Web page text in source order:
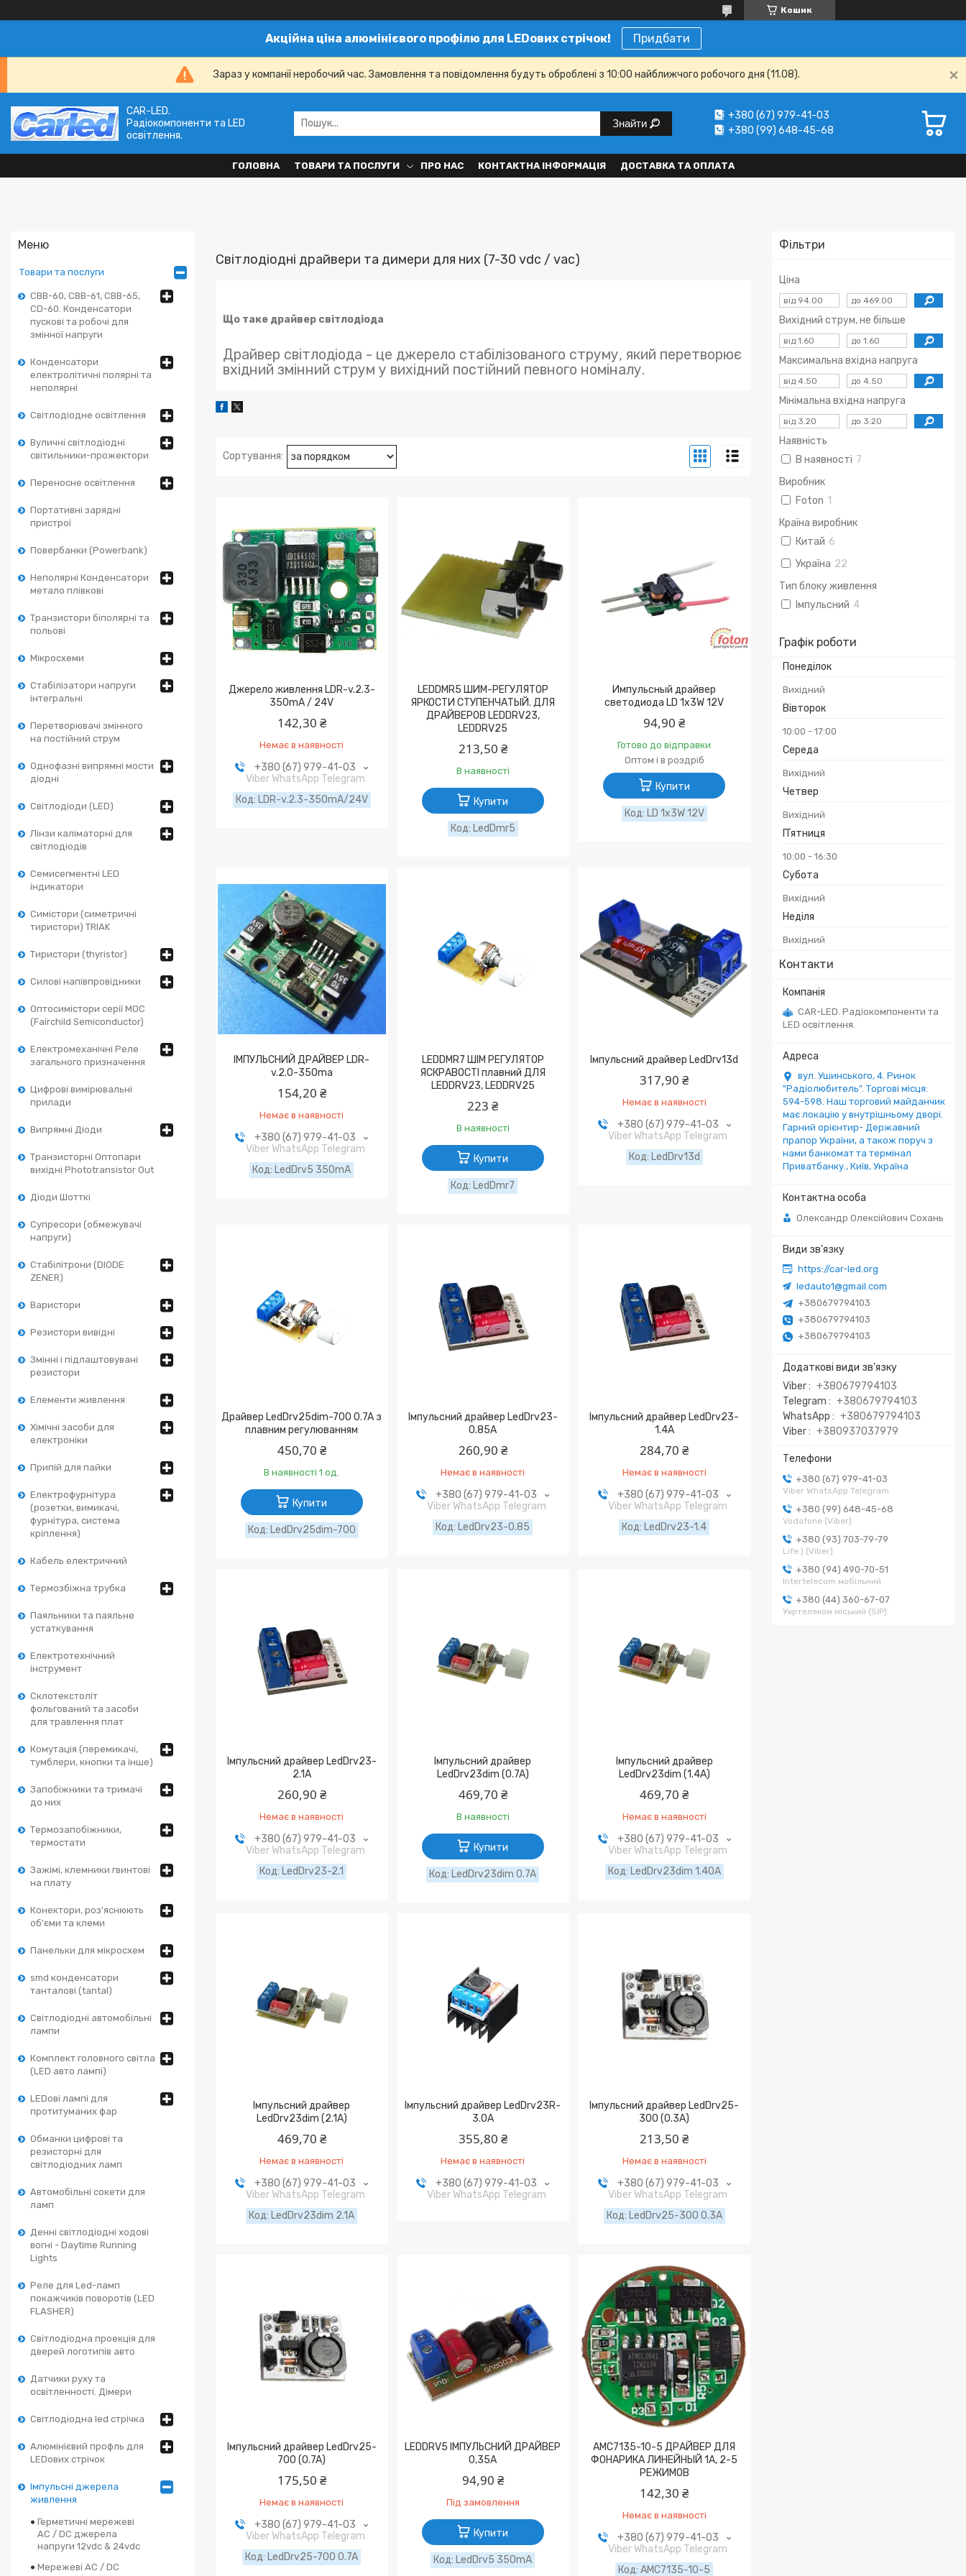
Кошик
Акційна ціна алюмінієвого профілю для LEDових стрічок! Придбати
Зараз у компанії неробочий час. Замовлення та повідомлення будуть оброблені з 10:00 найближчого робочого дня (11.08).
CAR-LED.
Радіокомпоненти та LED
освітлення.
Знайти
+380 (67) 979-41-03
+380 (99) 648-45-68
ГОЛОВНА ТОВАРИ ТА ПОСЛУГИ ПРО НАС КОНТАКТНА ІНФОРМАЦІЯ ДОСТАВКА ТА ОПЛАТА
Товари та послуги
CBB-60, CBB-61, CBB-65,
CD-60. Конденсатори
пускові та робочі для
змінної напруги
Конденсатори
електролітичні полярні та
неполярні
Світлодіодне освітлення
Вуличні світлодіодні
світильники-прожектори
Переносне освітлення
Портативні зарядні
пристрої
Повербанки (Powerbank)
Неполярні Конденсатори
метало плівкові
Транзистори біполярні та
польові
Мікросхеми
Стабілізатори напруги
інтегральні
Перетворювачі змінного
на постійний струм
Однофазні випрямні мости
діодні
Світлодіоди (LED)
Лінзи каліматорні для
світлодіодів
Семисегментні LED
індикатори
Симістори (симетричні
тиристори) TRIAK
Тиристори (thyristor)
Силові напівпровідники
Оптосимістори серії MOC
(Fairchild Semiconductor)
Електромеханічні Реле
загального призначення
Цифрові вимірювальні
прилади
Випрямні Діоди
Транзисторні Оптопари
вихідні Phototransistor Out
Діоди Шотткі
Супресори (обмежувачі
напруги)
Стабілітрони (DIODE
ZENER)
Варистори
Резистори вивідні
Змінні і підлаштовувані
резистори
Елементи живлення
Хімічні засоби для
електроніки
Припій для пайки
Електрофурнітура
(розетки, вимикачі,
фурнітура, система
кріплення)
Кабель електричний
Термозбіжна трубка
Паяльники та паяльне
устаткування
Електротехнічний
інструмент
Склотекстоліт
фольгований та засоби
для травлення плат
Комутація (перемикачі,
тумблери, кнопки та інше)
Запобіжники та тримачі
до них
Термозапобіжники,
термостати
Зажімі, клемники гвинтові
на плату
Конектори, роз'яснюють
об'єми та клеми
Панельки для мікросхем
smd конденсатори
танталові (tantal)
Світлодіодні автомобільні
лампи
Комплект головного світла
(LED авто лампі)
LEDові лампі для
протитуманих фар
Обманки цифрові та
резисторні для
світлодіодних ламп
Автомобільні сокети для
ламп
Денні світлодіодні ходові
вогні - Daytime Running
Lights
Реле для Led-ламп
покажчиків поворотів (LED
FLASHER)
Світлодіодна проекція для
дверей логотипів авто
Датчики руху та
освітленності. Дімери
Світлодіодна led стрічка
Алюмінієвий профль для
LEDових стрічок
Імпульсні джерела
живлення
Герметичні мережеві
AC / DC джерела
напруги 12vdc & 24vdc
Мережеві AC / DC
Фільтри
Ціна
Вихідний струм, не більше
Максимальна вхідна напруга
Мінімальна вхідна напруга
Наявність
В наявності 7
Виробник
Foton 1
Країна виробник
Китай 6
Україна 22
Тип блоку живлення
Імпульсний 4
Графік роботи
Понеділок
Вихідний
Вівторок
10:00 17:00
Середа
Вихідний
Четвер
Вихідний
Пʼятниця
10:00 16:30
Субота
Вихідний
Неділя
Вихідний
Контакти
CAR-LED. Радіокомпоненти та
LED освітлення.
вул. Ушинського, 4. Ринок
"Радіолюбитель". Торгові місця:
594-598. Наш торговий майданчик
має локацію у внутрішньому дворі.
Гарний орієнтир- Державний
прапор України, а також поруч з
нами банкомат та термінал
Приватбанку., Київ, Україна
Олександр Олексійович Сохань
https://car-led.org
ledauto1@gmail.com
+380679794103
+380679794103
+380679794103
Viber
+380679794103
Telegram
+380679794103
WhatsApp
+380679794103
Viber
+380937037979
+380 (67) 979-41-03
Viber WhatsApp Telegram
+380 (99) 648-45-68
Vodafone (Viber)
+380 (93) 703-79-79
Life:) (Viber)
+380 (94) 490-70-51
Intertelecom мобільний
+380 (44) 360-67-07
Укртелеком міський (SIP)
Світлодіодні драйвери та димери для них (7-30 vdc / vac)
Що таке драйвер світлодіода
Драйвер світлодіода - це джерело стабілізованого струму, який перетворює
вхідний змінний струм у вихідний постійний певного номіналу.
Джерело живлення LDR-v.2.3-
350mA / 24V
142,30 ₴
Немає в наявності
+380 (67) 979-41-03
Viber WhatsApp Telegram
LDR-v.2.3-350mA/24V
LEDDMR5 ШИМ-РЕГУЛЯТОР
ЯРКОСТИ СТУПЕНЧАТЫЙ. ДЛЯ
ДРАЙВЕРОВ LEDDRV23,
LEDDRV25
213,50 ₴
В наявності
Купити
LedDmr5
Импульсный драйвер
светодиода LD 1x3W 12V
94,90 ₴
Готово до відправки
Оптом і в роздріб
Купити
LD 1x3W 12V
ІМПУЛЬСНИЙ ДРАЙВЕР LDR-
v.2.0-350ma
154,20 ₴
Немає в наявності
+380 (67) 979-41-03
Viber WhatsApp Telegram
LedDrv5 350mA
LEDDMR7 ШІМ РЕГУЛЯТОР
ЯСКРАВОСТІ плавний ДЛЯ
LEDDRV23, LEDDRV25
223 ₴
В наявності
Купити
LedDmr7
Імпульсний драйвер LedDrv13d
317,90 ₴
Немає в наявності
+380 (67) 979-41-03
Viber WhatsApp Telegram
LedDrv13d
Драйвер LedDrv25dim-700 0.7A з
плавним регулюванням
450,70 ₴
В наявності 1 од.
Купити
LedDrv25dim-700
Імпульсний драйвер LedDrv23-
0.85A
260,90 ₴
Немає в наявності
+380 (67) 979-41-03
Viber WhatsApp Telegram
LedDrv23-0.85
Імпульсний драйвер LedDrv23-
1.4A
284,70 ₴
Немає в наявності
+380 (67) 979-41-03
Viber WhatsApp Telegram
LedDrv23-1.4
Імпульсний драйвер LedDrv23-
2.1A
260,90 ₴
Немає в наявності
+380 (67) 979-41-03
Viber WhatsApp Telegram
LedDrv23-2.1
Імпульсний драйвер
LedDrv23dim (0.7A)
469,70 ₴
В наявності
Купити
LedDrv23dim 0.7A
Імпульсний драйвер
LedDrv23dim (1.4A)
469,70 ₴
Немає в наявності
+380 (67) 979-41-03
Viber WhatsApp Telegram
LedDrv23dim 1.40A
Імпульсний драйвер
LedDrv23dim (2.1А)
469,70 ₴
Немає в наявності
+380 (67) 979-41-03
Viber WhatsApp Telegram
LedDrv23dim 2.1A
Імпульсний драйвер LedDrv23R-
3.0A
355,80 ₴
Немає в наявності
+380 (67) 979-41-03
Viber WhatsApp Telegram
Імпульсний драйвер LedDrv25-
300 (0.3A)
213,50 ₴
Немає в наявності
+380 (67) 979-41-03
Viber WhatsApp Telegram
LedDrv25-300 0.3A
Імпульсний драйвер LedDrv25-
700 (0.7A)
175,50 ₴
Немає в наявності
+380 (67) 979-41-03
Viber WhatsApp Telegram
LedDrv25-700 0.7A
LEDDRV5 ІМПУЛЬСНИЙ ДРАЙВЕР
0,35А
94,90 ₴
Під замовлення
Купити
LedDrv5 350mA
AMC7135-10-5 ДРАЙВЕР ДЛЯ
ФОНАРИКА ЛИНЕЙНЫЙ 1А, 2-5
РЕЖИМОВ
142,30 ₴
Немає в наявності
+380 (67) 979-41-03
Viber WhatsApp Telegram
AMC7135-10-5